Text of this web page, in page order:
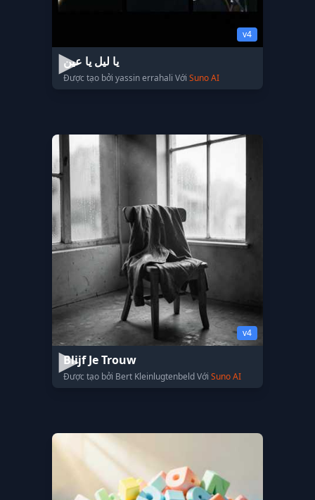
v4
يا ليل يا عين
Được tạo bởi yassin errahali Với Suno AI
v4
Blijf Je Trouw
Được tạo bởi Bert Kleinlugtenbeld Với Suno AI